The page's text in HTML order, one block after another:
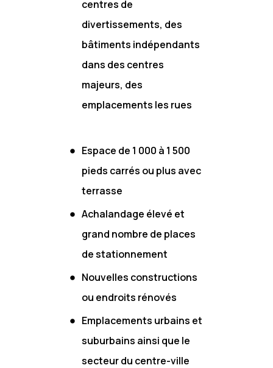
centres de
divertissements, des
bâtiments indépendants
dans des centres
majeurs, des
emplacements les rues
Espace de 1 000 à 1 500
pieds carrés ou plus avec
terrasse
Achalandage élevé et
grand nombre de places
de stationnement
Nouvelles constructions
ou endroits rénovés
Emplacements urbains et
suburbains ainsi que le
secteur du centre-ville